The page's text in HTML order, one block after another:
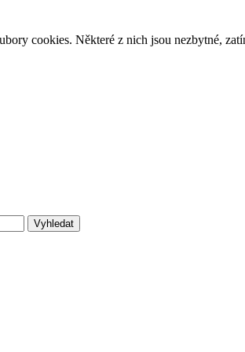
cookies. Některé z nich jsou nezbytné,
Vyhledat